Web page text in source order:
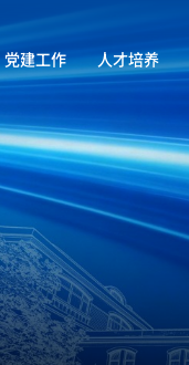
党建工作 人才培养